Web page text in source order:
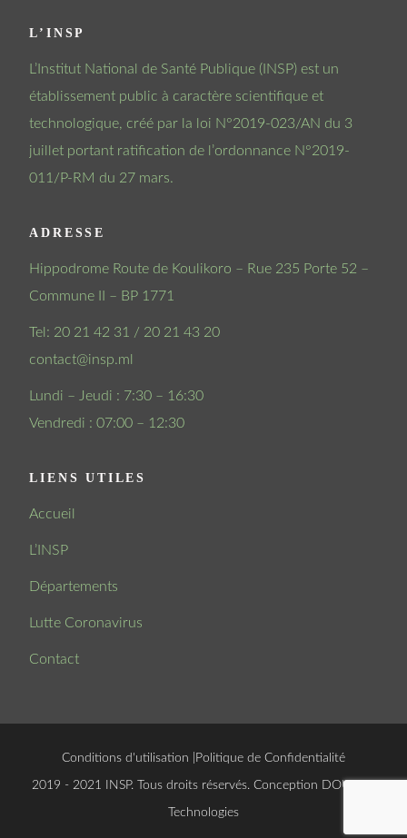
L’INSP
L’Institut National de Santé Publique (INSP) est un
établissement public à caractère scientifique et
technologique, créé par la loi N°2019-023/AN du 3
juillet portant ratification de l’ordonnance N°2019-
011/P-RM du 27 mars.
ADRESSE
Hippodrome Route de Koulikoro – Rue 235 Porte 52 –
Commune II – BP 1771
Tel: 20 21 42 31 / 20 21 43 20
contact@insp.ml
Lundi – Jeudi : 7:30 – 16:30
Vendredi : 07:00 – 12:30
LIENS UTILES
Accueil
L’INSP
Départements
Lutte Coronavirus
Contact
Conditions d'utilisation Politique de Confidentialité
© 2019 - 2021 INSP. Tous droits réservés. Conception DOUCSOFT
Technologies